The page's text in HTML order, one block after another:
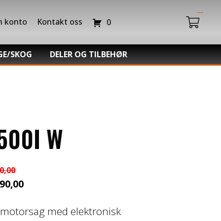
konto Kontakt oss 0
Du har ingen produkter i handlekurven.
SKOG
DELER OG TILBEHØR
W
med elektronisk